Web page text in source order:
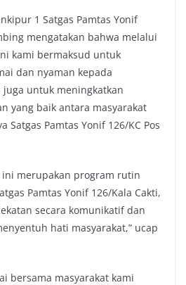
1 Satgas Pamtas Yonif
mengatakan bahwa melalui
kami bermaksud untuk
dan nyaman kepada
juga untuk meningkatkan
yang baik antara masyarakat
Satgas Pamtas Yonif 126/KC Pos
ini merupakan program rutin
Pamtas Yonif 126/Kala Cakti,
secara komunikatif dan
hati masyarakat,” ucap
bersama masyarakat kami